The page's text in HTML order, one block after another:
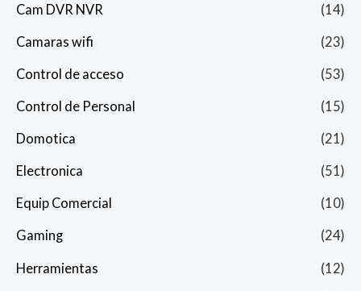
Cam DVR NVR (14)
Camaras wifi (23)
Control de acceso (53)
Control de Personal (15)
Domotica (21)
Electronica (51)
Equip Comercial (10)
Gaming (24)
Herramientas (12)